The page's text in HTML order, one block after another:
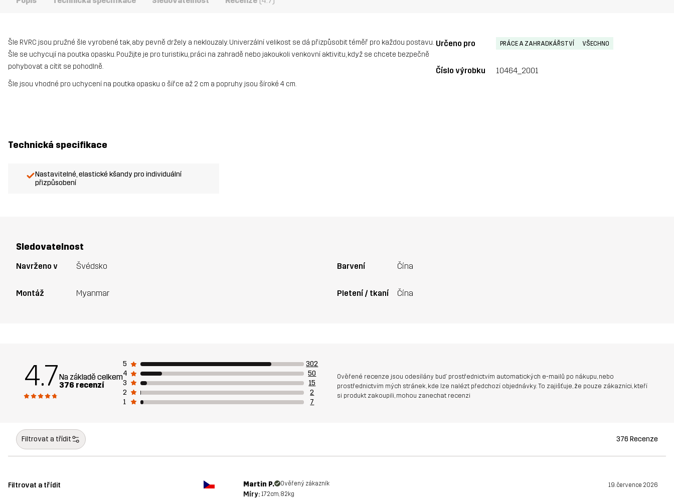
Šle RVRC jsou pružné šle vyrobené tak, aby pevně držely a neklouzaly. Univerzální velikost se dá přizpůsobit téměř pro každou postavu.
Šle se uchycují na poutka opasku. Použijte je pro turistiku, práci na zahradě nebo jakoukoli venkovní aktivitu, když se chcete bezpečně
pohybovat a cítit se pohodlně.
Šle jsou vhodné pro uchycení na poutka opasku o šířce až 2 cm a popruhy jsou šíroké 4 cm.
Určeno pro PRÁCE A ZAHRADKÁŘSTVÍ VŠECHNO
Číslo výrobku 10464_2001
Technická specifikace
Nastavitelné, elastické kšandy pro individuální
přizpůsobení
Sledovatelnost
Navrženo v Švédsko
Montáž Myanmar
Barvení Čína
Pletení / tkaní Čína
4.7Na základě celkem
376 recenzí
5
302
4
50
3
15
2
2
1
7
Ověřené recenze jsou odesílány buď prostřednictvím automatických e-mailů po nákupu, nebo
prostřednictvím mých stránek, kde lze nalézt předchozí objednávky. To zajišťuje, že pouze zákazníci, kteří
si produkt zakoupili, mohou zanechat recenzi
Filtrovat a třídit 376 Recenze
Filtrovat a třídit Martin P. Ověřený zákazník 19. července 2026
Míry: 172cm, 82kg